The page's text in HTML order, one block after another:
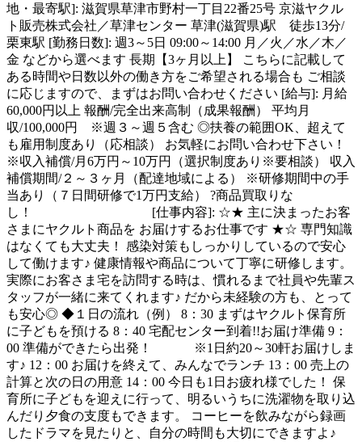
地・最寄駅]: 滋賀県草津市野村一丁目22番25号 京滋ヤクル
ト販売株式会社／草津センター 草津(滋賀県)駅 徒歩13分/
栗東駅 [勤務日数]: 週3～5日 09:00～14:00 月／火／水／木／
金 などから選べます 長期【3ヶ月以上】 こちらに記載して
ある時間や日数以外の働き方をご希望される場合も ご相談
に応じますので、まずはお問い合わせください [給与]: 月給
60,000円以上 報酬/完全出来高制（成果報酬） 平均月
収/100,000円 ※週３～週５含む ◎扶養の範囲OK、超えて
も雇用制度あり（応相談） お気軽にお問い合わせ下さい！
※収入補償/月6万円～10万円（選択制度あり※要相談） 収入
補償期間/２～３ヶ月（配達地域による） ※研修期間中の手
当あり（７日間研修で1万円支給） ?商品買取りな
し！ [仕事内容]: ☆★ 主に決まったお客
さまにヤクルト商品を お届けするお仕事です ★☆ 専門知識
はなくても大丈夫！ 感染対策もしっかりしているので安心
して働けます♪ 健康情報や商品について丁寧に研修します。
実際にお客さま宅を訪問する時は、慣れるまで社員や先輩ス
タッフが一緒に来てくれます♪ だから未経験の方も、とって
も安心◎ ◆１日の流れ（例） 8：30 まずはヤクルト保育所
に子どもを預ける 8：40 宅配センター到着!!お届け準備 9：
00 準備ができたら出発！ ※1日約20～30軒お届けしま
す♪ 12：00 お届けを終えて、みんなでランチ 13：00 売上の
計算と次の日の用意 14：00 今日も1日お疲れ様でした！ 保
育所に子どもを迎えに行って、明るいうちに洗濯物を取り込
んだり夕食の支度もできます。 コーヒーを飲みながら録画
したドラマを見たりと、自分の時間も大切にできますよ♪